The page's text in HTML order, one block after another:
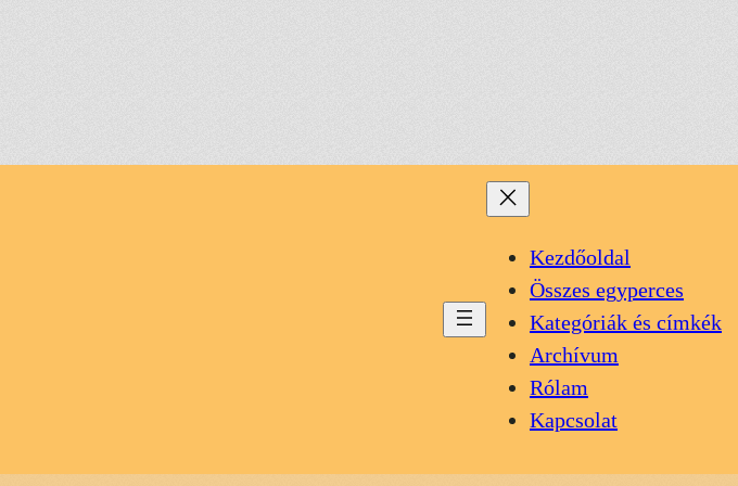
Kezdőoldal
Összes egyperces
Kategóriák és címkék
Archívum
Rólam
Kapcsolat